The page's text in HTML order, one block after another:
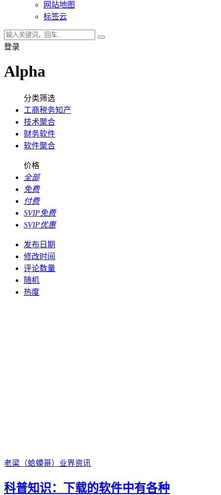
网站地图
标签云
登录
Alpha
分类筛选
工商税务知产
技术聚合
财务软件
软件聚合
价格
全部
免费
付费
SVIP免费
SVIP优惠
发布日期
修改时间
评论数量
随机
热度
老梁（蛤蟆哥） 业界资讯
科普知识：下载的软件中有各种